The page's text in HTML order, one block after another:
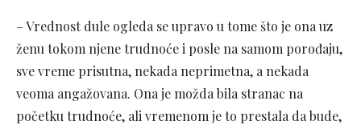
– Vrednost dule ogleda se upravo u tome što je ona uz
ženu tokom njene trudnoće i posle na samom porođaju,
sve vreme prisutna, nekada neprimetna, a nekada
veoma angažovana. Ona je možda bila stranac na
početku trudnoće, ali vremenom je to prestala da bude,